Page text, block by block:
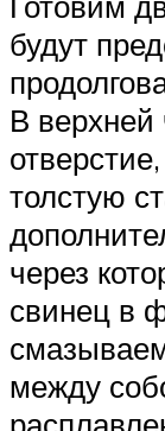
будут
В верхней
толстую
через
свинец в
между